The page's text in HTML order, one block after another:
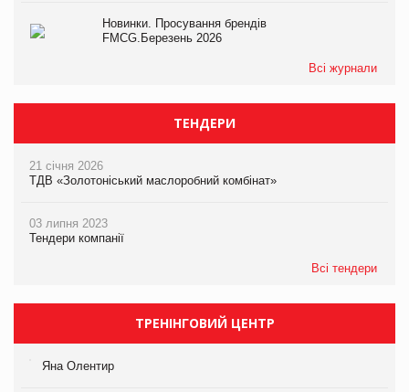
Новинки. Просування брендів
FMCG.Березень 2026
Всі журнали
ТЕНДЕРИ
21 січня 2026
ТДВ «Золотоніський маслоробний комбінат»
03 липня 2023
Тендери компанії
Всі тендери
ТРЕНІНГОВИЙ ЦЕНТР
Яна Олентир